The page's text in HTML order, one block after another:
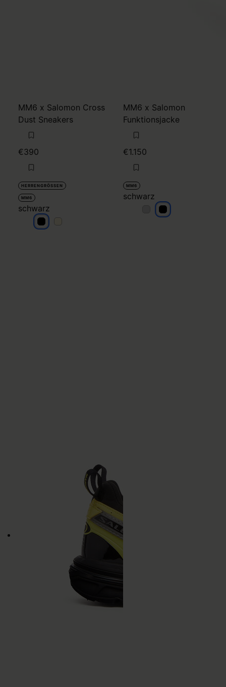
MM6 x Salomon Cross
Dust Sneakers
€390
HERRENGRÖSSEN
MM6
schwarz
schwarz
MM6 x Salomon
Funktionsjacke
€1.150
MM6
schwarz
schwarzschwarz